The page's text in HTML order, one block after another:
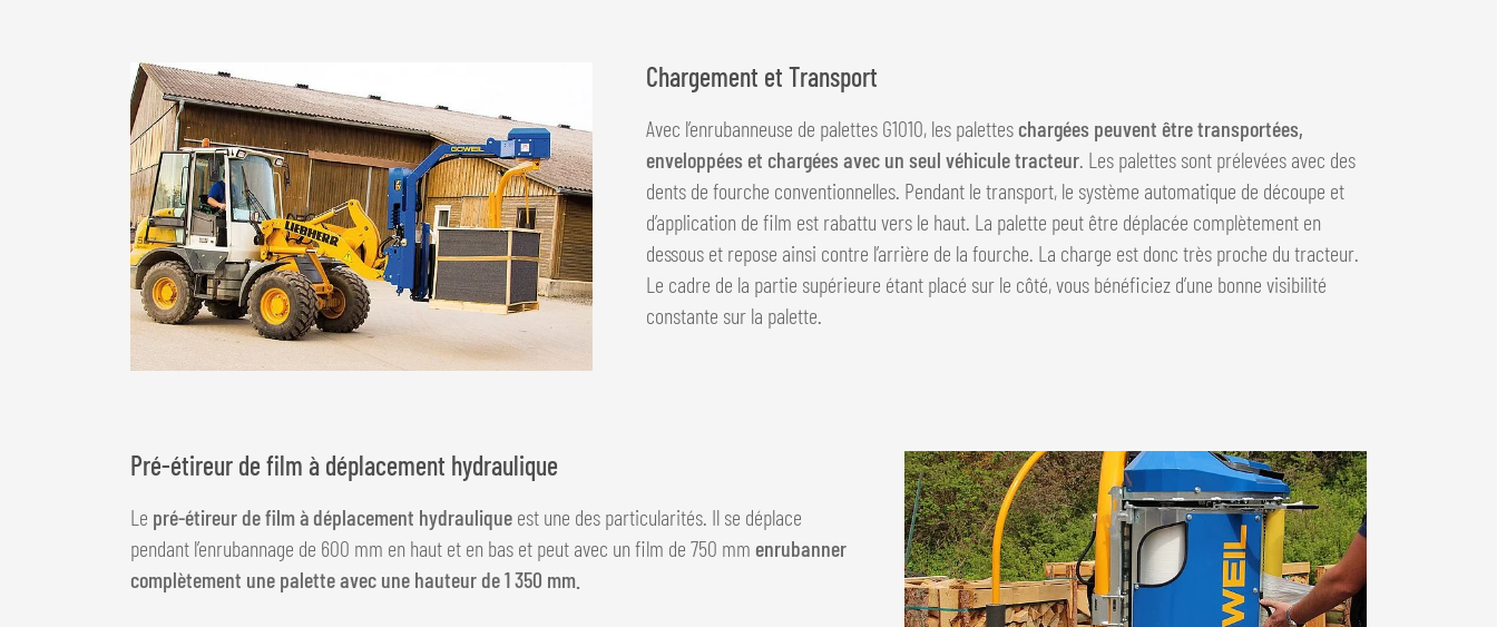
Chargement et Transport
Avec l’enrubanneuse de palettes G1010, les palettes chargées peuvent être transportées,
enveloppées et chargées avec un seul véhicule tracteur. Les palettes sont prélevées avec des
dents de fourche conventionnelles. Pendant le transport, le système automatique de découpe et
d’application de film est rabattu vers le haut. La palette peut être déplacée complètement en
dessous et repose ainsi contre l’arrière de la fourche. La charge est donc très proche du tracteur.
Le cadre de la partie supérieure étant placé sur le côté, vous bénéficiez d’une bonne visibilité
constante sur la palette.
Pré-étireur de film à déplacement hydraulique
Le pré-étireur de film à déplacement hydraulique est une des particularités. Il se déplace
pendant l’enrubannage de 600 mm en haut et en bas et peut avec un film de 750 mm enrubanner
complètement une palette avec une hauteur de 1 350 mm.